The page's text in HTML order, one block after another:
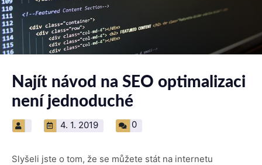
Najít návod na SEO optimalizaci
není jednoduché
4. 1. 2019 0
Slyšeli jste o tom, že se můžete stát na internetu